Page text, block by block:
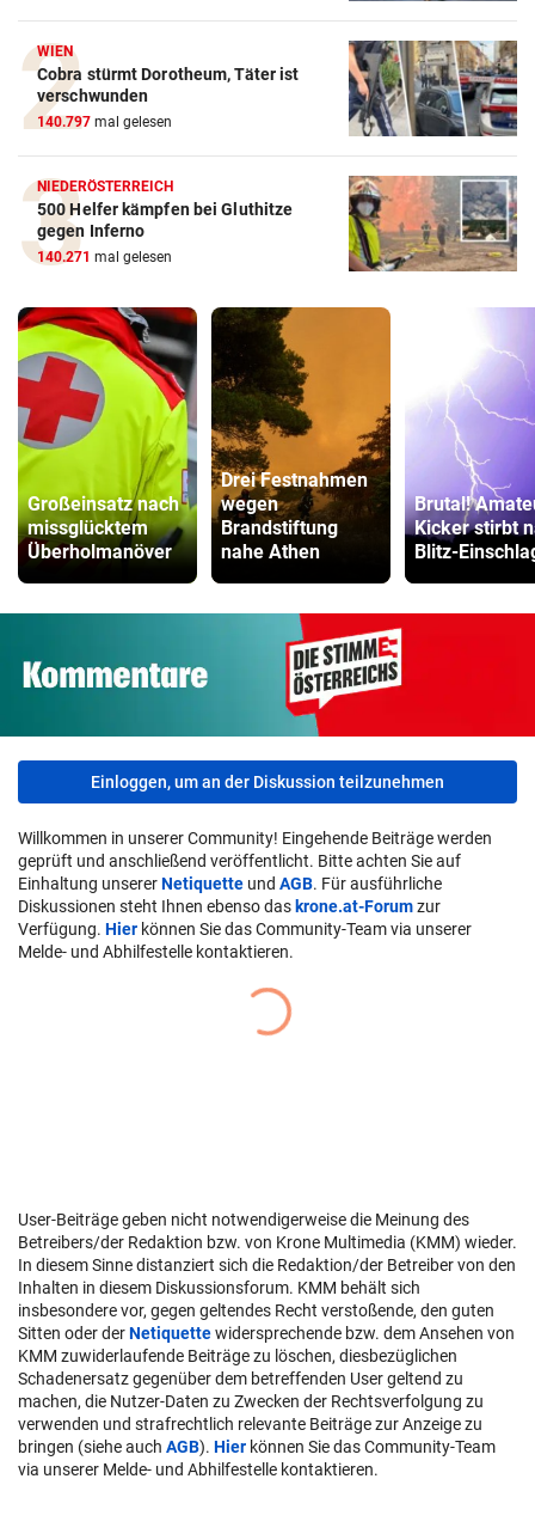
WIEN
Cobra stürmt Dorotheum, Täter ist
verschwunden
140.797 mal gelesen
NIEDERÖSTERREICH
500 Helfer kämpfen bei Gluthitze
gegen Inferno
140.271 mal gelesen
Großeinsatz nach
missglücktem
Überholmanöver
Drei Festnahmen
wegen
Brandstiftung
nahe Athen
Brutal!
Kicker stirbt
Blitz-
Einloggen, um an der Diskussion teilzunehmen
Willkommen in unserer Community! Eingehende Beiträge werden
geprüft und anschließend veröffentlicht. Bitte achten Sie auf
Einhaltung unsererNetiquette und AGB. Für ausführliche
Diskussionen steht Ihnen ebenso das krone.at-Forumzur
Verfügung. Hier können Sie das Community-Team via unserer
Melde- und Abhilfestelle kontaktieren.
User-Beiträge geben nicht notwendigerweise die Meinung des
Betreibers/der Redaktion bzw. von Krone Multimedia (KMM) wieder.
In diesem Sinne distanziert sich die Redaktion/der Betreiber von den
Inhalten in diesem Diskussionsforum. KMM behält sich
insbesondere vor, gegen geltendes Recht verstoßende, den guten
Sitten oder derNetiquettewidersprechende bzw. dem Ansehen von
KMM zuwiderlaufende Beiträge zu löschen, diesbezüglichen
Schadenersatz gegenüber dem betreffenden User geltend zu
machen, die Nutzer-Daten zu Zwecken der Rechtsverfolgung zu
verwenden und strafrechtlich relevante Beiträge zur Anzeige zu
bringen (siehe auch AGB). Hier können Sie das Community-Team
via unserer Melde- und Abhilfestelle kontaktieren.